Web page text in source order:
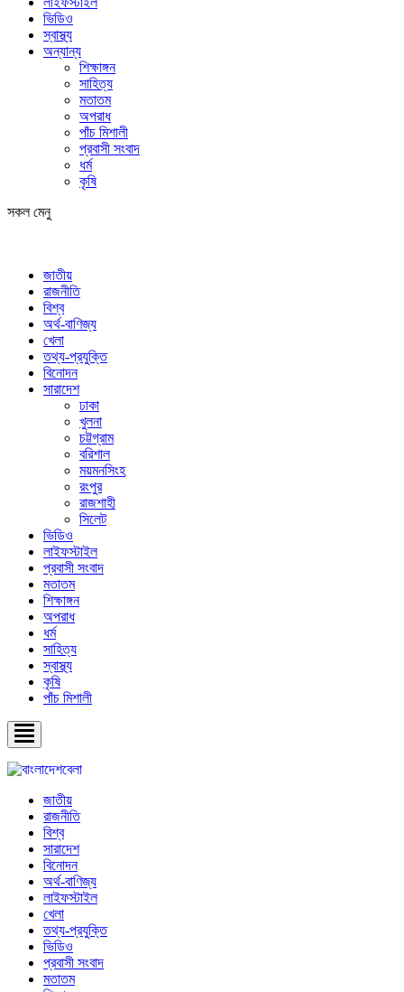
ভিডিও
স্বাস্থ্য
অন্যান্য
শিক্ষাঙ্গন
সাহিত্য
মতাতম
অপরাধ
পাঁচ মিশালী
প্রবাসী সংবাদ
ধর্ম
কৃষি
সকল মেনু
জাতীয়
রাজনীতি
বিশ্ব
অর্থ-বাণিজ্য
খেলা
তথ্য-প্রযুক্তি
বিনোদন
সারাদেশ
ঢাকা
খুলনা
চট্টগ্রাম
বরিশাল
ময়মনসিংহ
রংপুর
রাজশাহী
সিলেট
ভিডিও
লাইফস্টাইল
প্রবাসী সংবাদ
মতাতম
শিক্ষাঙ্গন
অপরাধ
ধর্ম
সাহিত্য
স্বাস্থ্য
কৃষি
পাঁচ মিশালী
জাতীয়
রাজনীতি
বিশ্ব
সারাদেশ
বিনোদন
অর্থ-বাণিজ্য
লাইফস্টাইল
খেলা
তথ্য-প্রযুক্তি
ভিডিও
প্রবাসী সংবাদ
মতাতম